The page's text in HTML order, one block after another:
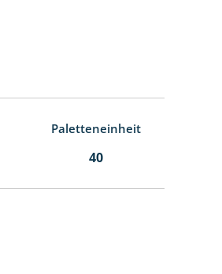
Paletteneinheit
40